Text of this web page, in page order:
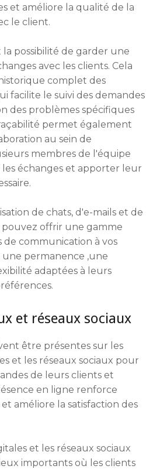
et améliore la qualité de la
le client.
possibilité de garder une
avec les clients. Cela
complet des
facilite le suivi des demandes
des problèmes spécifiques
permet également
au sein de
membres de l'équipe
échanges et apporter leur
de chats, d'e-mails et de
pouvez offrir une gamme
communication à vos
une permanence ,une
adaptées à leurs
et réseaux sociaux
être présentes sur les
et les réseaux sociaux pour
de leurs clients et
en ligne renforce
améliore la satisfaction des
et les réseaux sociaux
importants où les clients